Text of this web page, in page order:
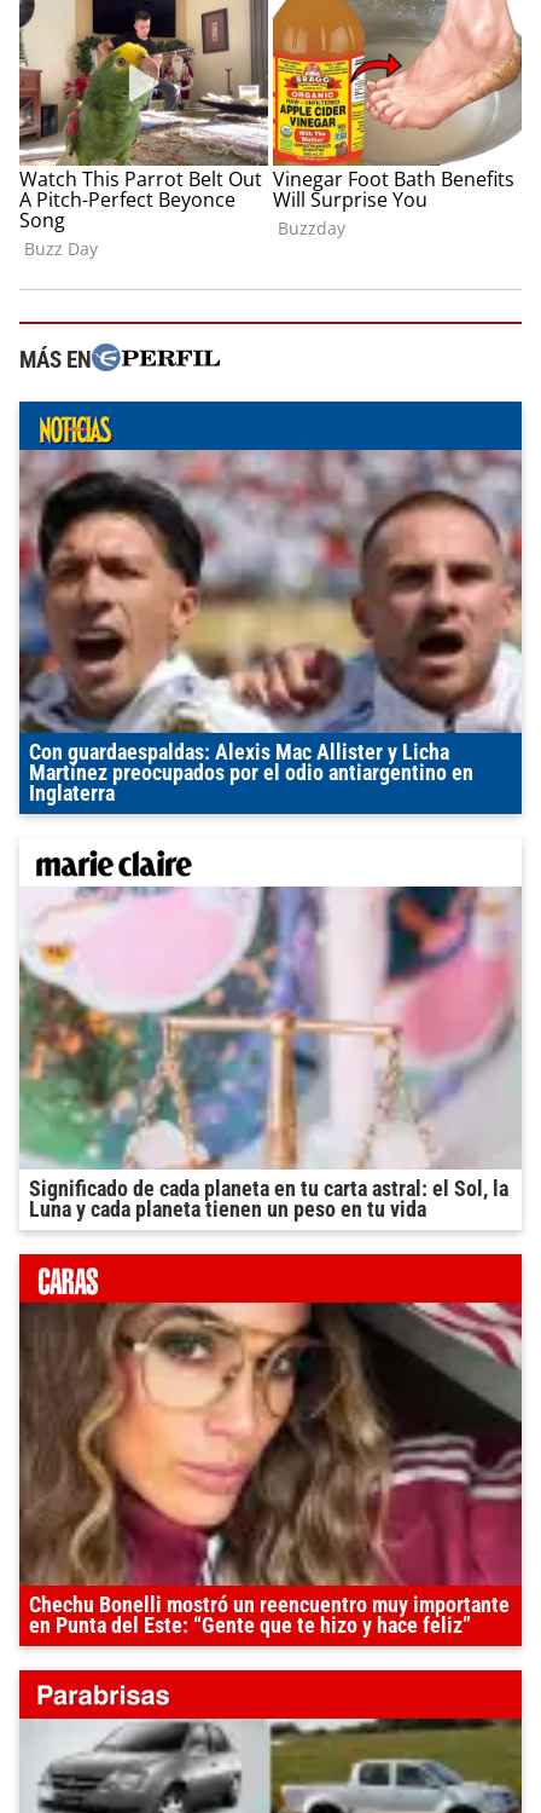
MÁS EN
Con guardaespaldas: Alexis Mac Allister y Licha
Martínez preocupados por el odio antiargentino en
Inglaterra
Significado de cada planeta en tu carta astral: el Sol, la
Luna y cada planeta tienen un peso en tu vida
Chechu Bonelli mostró un reencuentro muy importante
en Punta del Este: “Gente que te hizo y hace feliz”